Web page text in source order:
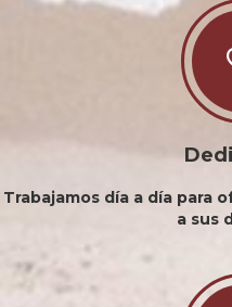
Trabajamos día a día para
a sus